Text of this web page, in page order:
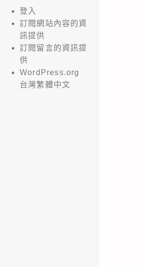
登入
訂閱網站內容的資
訊提供
訂閱留言的資訊提
供
WordPress.org
台灣繁體中文